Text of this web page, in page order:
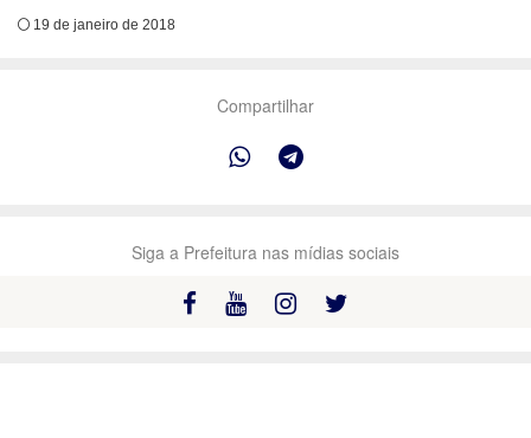
19 de janeiro de 2018
Compartilhar
Siga a Prefeitura nas mídias sociais